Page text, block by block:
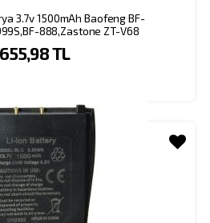
3.7v 1500mAh Baofeng BF-
888,Zastone ZT-V68
655,98 TL